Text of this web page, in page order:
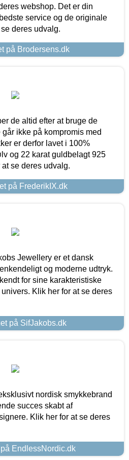
webshop. Det er din
service og de originale
deres udvalg.
på Brodersens.dk
de altid efter at bruge de
ikke på kompromis med
er derfor lavet i 100%
og 22 karat guldbelagt 925
se deres udvalg.
på FrederikIX.dk
Jewellery er et dansk
og moderne udtryk.
for sine karakteristiske
Klik her for at se deres
på SifJakobs.dk
nordisk smykkebrand
succes skabt af
Klik her for at se deres
EndlessNordic.dk